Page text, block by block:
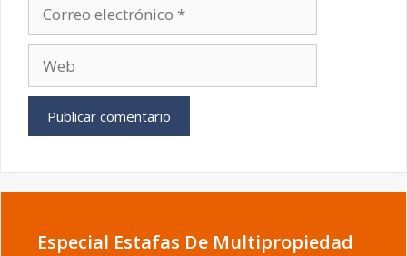
electrónico
Especial Estafas De Multipropiedad